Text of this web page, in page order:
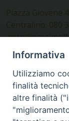
Ufficio
Piazza
Informativa
Utilizziamo
finalità
altre finalità